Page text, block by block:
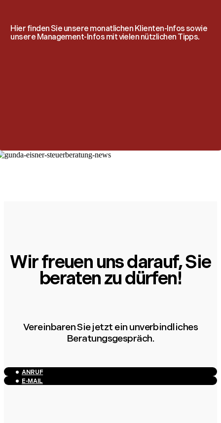
Hier finden Sie unsere monatlichen Klienten-Infos sowie
unsere Management-Infos mit vielen nützlichen Tipps.
Wir freuen uns darauf, Sie
beraten zu dürfen!
Vereinbaren Sie jetzt ein unverbindliches
Beratungsgespräch.
ANRUF
E-MAIL